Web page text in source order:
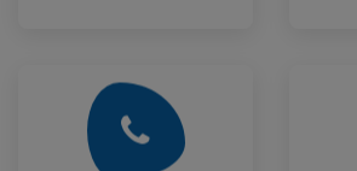
Mai Mult